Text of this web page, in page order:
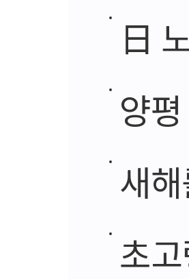
日
양
새
초고